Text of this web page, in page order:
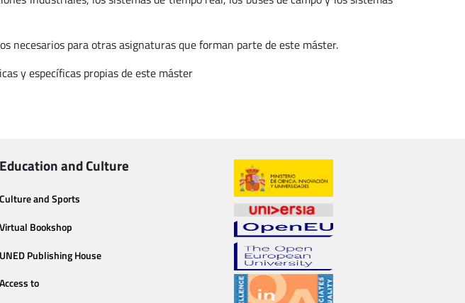
necesarios para otras asignaturas que forman parte de este máster.
y específicas propias de este máster
Education and Culture
Culture and Sports
Virtual Bookshop
UNED Publishing House
Access to